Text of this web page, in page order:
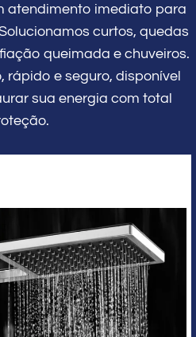
atendimento imediato para
curtos, quedas
queimada e chuveiros.
rápido e seguro, disponível
sua energia com total